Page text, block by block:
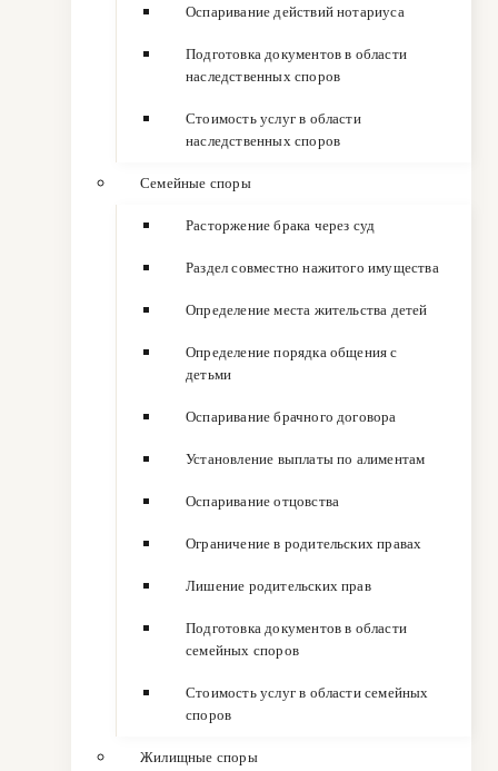
Оспаривание действий нотариуса
Подготовка документов в области
наследственных споров
Стоимость услуг в области
наследственных споров
Семейные споры
Расторжение брака через суд
Раздел совместно нажитого имущества
Определение места жительства детей
Определение порядка общения с
детьми
Оспаривание брачного договора
Установление выплаты по алиментам
Оспаривание отцовства
Ограничение в родительских правах
Лишение родительских прав
Подготовка документов в области
семейных споров
Стоимость услуг в области семейных
споров
Жилищные споры